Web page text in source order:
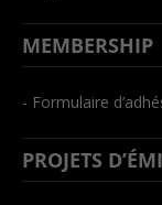
MEMBERSHIP
- Formulaire
PROJETS